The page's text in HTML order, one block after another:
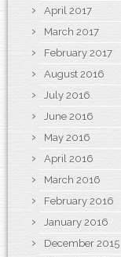
April 2017
March 2017
February 2017
August 2016
July 2016
June 2016
May 2016
April 2016
March 2016
February 2016
January 2016
December 2015